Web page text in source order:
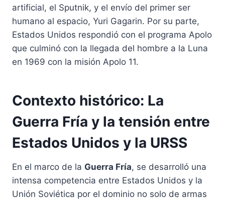
artificial, el Sputnik, y el envío del primer ser
humano al espacio, Yuri Gagarin. Por su parte,
Estados Unidos respondió con el programa Apolo
que culminó con la llegada del hombre a la Luna
en 1969 con la misión Apolo 11.
Contexto histórico: La
Guerra Fría y la tensión entre
Estados Unidos y la URSS
En el marco de la Guerra Fría, se desarrolló una
intensa competencia entre Estados Unidos y la
Unión Soviética por el dominio no solo de armas